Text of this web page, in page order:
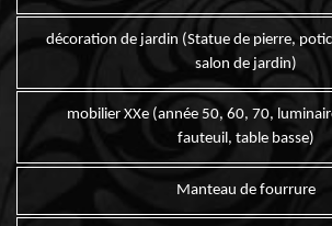
décoration de jardin (Statue de pierre,
salon de jardin)
mobilier XXe (année 50, 60, 70,
fauteuil, table basse)
Manteau de fourrure